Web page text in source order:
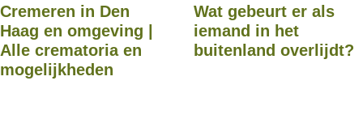
Cremeren in Den
Haag en omgeving |
Alle crematoria en
mogelijkheden
Wat gebeurt er als
iemand in het
buitenland overlijdt?